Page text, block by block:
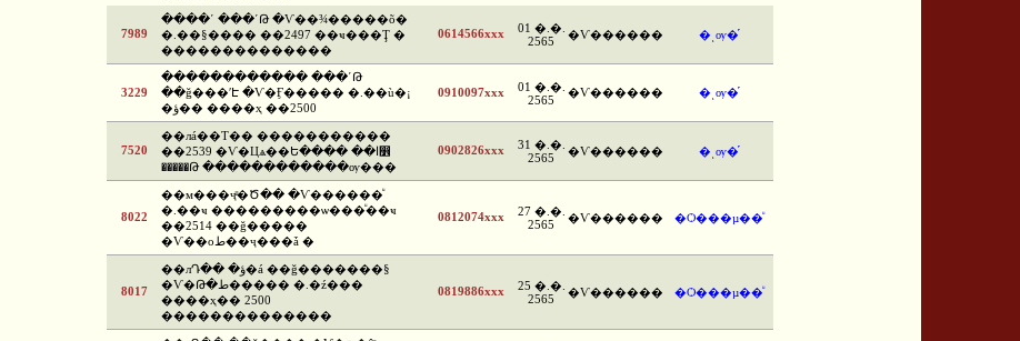
7989
����ʹ ���ʹԹ �Ѵ��¾�����õ�
�.��§���� ��2497 ��ҹ���Ţ �
��������������
0614566xxx
01 �.�.
2565
�Ѵ������ �ͺѹ�֡
3229
������������ ���ʹԹ
��ǧ���ʹԷ �Ѵ�Ӻ����� �.��ù�¡
�ؤ�� ����ҳ ��2500
0910097xxx
01 �.�.
2565
�Ѵ������ �ͺѹ�֡
7520
��лá��Т�� �����������
��2539 �Ѵ�Цѧ��Ե���� ��ا෾
�����Թ ������������ѹ���
0902826xxx
31 �.�.
2565
�Ѵ������ �ͺѹ�֡
8022
��м���ҷͧ�Ծ�� �Ѵ������ͧ
�.��ҹ ���������ѡ���ͧ��ҹ
��2514 ��ǧ�����
�Ѵ��оط��ҷ���ǡ �
0812074xxx
27 �.�.
2565
�Ѵ������ �Ѻ���µ��ͧ
8017
��лԴ�� �ؤ�á ��ǧ�������§
�Ѵ�Թ�ط����� �.�ź���
����ҳ�� 2500
��������������
0819886xxx
25 �.�.
2565
�Ѵ������ �Ѻ���µ��ͧ